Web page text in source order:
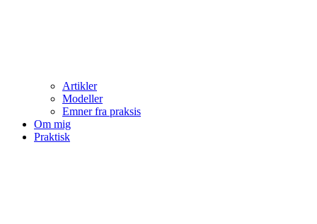
Artikler
Modeller
Emner fra praksis
Om mig
Praktisk